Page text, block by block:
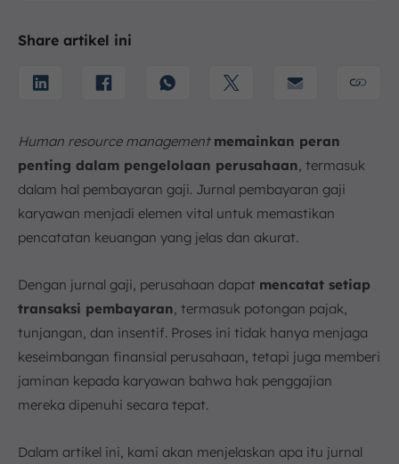
c. Tunjangan Tidak Tetap
4. Apa Fungsi Jurnal Pembayaran Gaji?
b. Transparansi
c. Pelaporan Keuangan
d. Kepatuhan terhadap Regulasi
e. Pengelolaan Sumber Daya Manusia
f. Pengambilan Keputusan yang Lebih Baik
a. Saat Mengakui Beban Gaji (Sebelum
Pembayaran)
b. Saat Membayar Gaji (Setelah Gaji Dihitung)
6. Contoh Jurnal Pembayaran Gaji Karyawan
7. Bagaimana Cara Menghindari Kesalahan dalam
Jurnal Gaji?
b. Lakukan Pengecekan Ulang
Share artikel ini
Human resource management memainkan peran
penting dalam pengelolaan perusahaan, termasuk
dalam hal pembayaran gaji. Jurnal pembayaran gaji
karyawan menjadi elemen vital untuk memastikan
pencatatan keuangan yang jelas dan akurat.
Dengan jurnal gaji, perusahaan dapat mencatat setiap
transaksi pembayaran, termasuk potongan pajak,
tunjangan, dan insentif. Proses ini tidak hanya menjaga
keseimbangan finansial perusahaan, tetapi juga memberi
jaminan kepada karyawan bahwa hak penggajian
mereka dipenuhi secara tepat.
Dalam artikel ini, kami akan menjelaskan apa itu jurnal